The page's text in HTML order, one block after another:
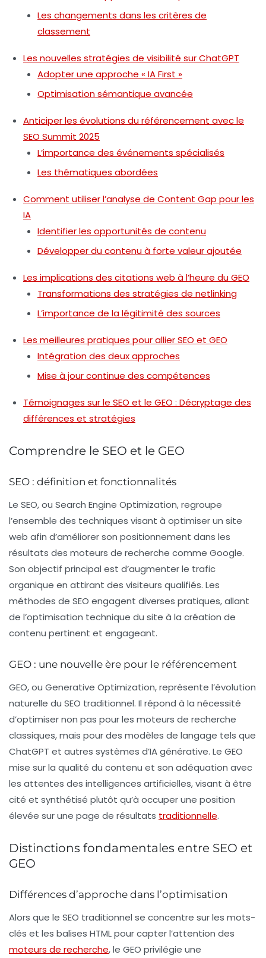
Les changements dans les critères de
classement
Les nouvelles stratégies de visibilité sur ChatGPT
Adopter une approche « IA First »
Optimisation sémantique avancée
Anticiper les évolutions du référencement avec le
SEO Summit 2025
L’importance des événements spécialisés
Les thématiques abordées
Comment utiliser l’analyse de Content Gap pour les
IA
Identifier les opportunités de contenu
Développer du contenu à forte valeur ajoutée
Les implications des citations web à l’heure du GEO
Transformations des stratégies de netlinking
L’importance de la légitimité des sources
Les meilleures pratiques pour allier SEO et GEO
Intégration des deux approches
Mise à jour continue des compétences
Témoignages sur le SEO et le GEO : Décryptage des
différences et stratégies
Comprendre le SEO et le GEO
SEO : définition et fonctionnalités
Le SEO, ou Search Engine Optimization, regroupe
l’ensemble des techniques visant à optimiser un site
web afin d’améliorer son positionnement dans les
résultats des moteurs de recherche comme Google.
Son objectif principal est d’augmenter le trafic
organique en attirant des visiteurs qualifiés. Les
méthodes de SEO engagent diverses pratiques, allant
de l’optimisation technique du site à la création de
contenu pertinent et engageant.
GEO : une nouvelle ère pour le référencement
GEO, ou Generative Optimization, représente l’évolution
naturelle du SEO traditionnel. Il répond à la nécessité
d’optimiser non pas pour les moteurs de recherche
classiques, mais pour des modèles de langage tels que
ChatGPT et autres systèmes d’IA générative. Le GEO
mise sur la qualité du contenu et son adéquation avec
les attentes des intelligences artificielles, visant à être
cité et synthétisé plutôt qu’à occuper une position
élevée sur une page de résultats traditionnelle.
Distinctions fondamentales entre SEO et
GEO
Différences d’approche dans l’optimisation
Alors que le SEO traditionnel se concentre sur les mots-
clés et les balises HTML pour capter l’attention des
moteurs de recherche, le GEO privilégie une